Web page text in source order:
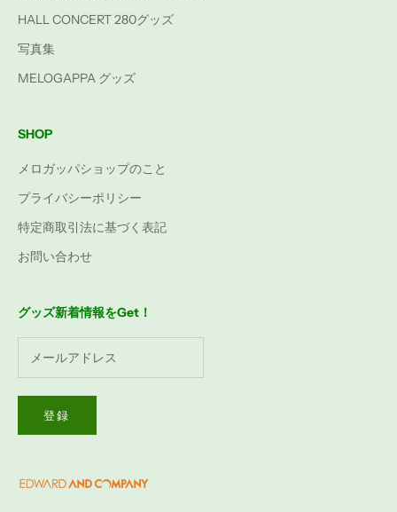
HALL CONCERT 280グッズ
写真集
MELOGAPPA グッズ
SHOP
メロガッパショップのこと
プライバシーポリシー
特定商取引法に基づく表記
お問い合わせ
グッズ新着情報をGet！
登録